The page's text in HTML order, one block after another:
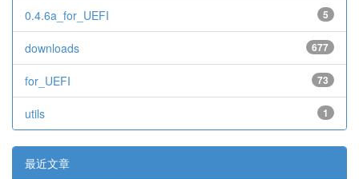
5
0.4.6a_for_UEFI
677
downloads
73
for_UEFI
1
utils
最近文章